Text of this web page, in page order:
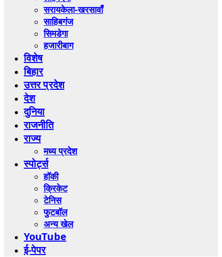
सरायकेला-खरसावाँ
साहिबगंज
सिमडेगा
हजारीबाग
विशेष
बिहार
उत्तर प्रदेश
देश
दुनिया
राजनीति
राज्य
मध्य प्रदेश
स्पोर्ट्स
हॉकी
क्रिकेट
टेनिस
फुटबॉल
अन्य खेल
YouTube
ई-पेपर